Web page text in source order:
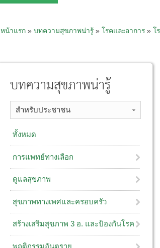
หน้าแรก» บทความสุขภาพน่ารู้» โรคและอาการ» โ
บทความสุขภาพน่ารู้
สำหรับประชาชน
ทั้งหมด
การแพทย์ทางเลือก
ดูแลสุขภาพ
สุขภาพทางเพศและครอบครัว
สร้างเสริมสุขภาพ 3 อ. ​และป้องกันโรค
พฤติกรรมอันตราย